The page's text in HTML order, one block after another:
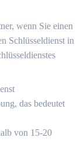
wenn Sie einen
Schlüsseldienst in
das bedeutet
von 15-20